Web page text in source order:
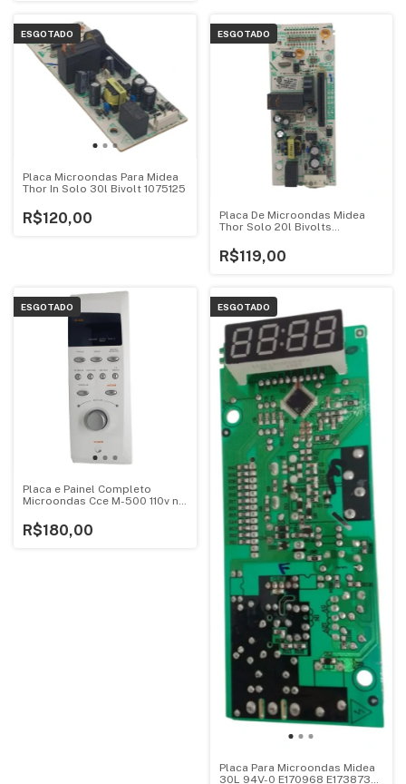
ESGOTADO
Placa Microondas Para Midea
Thor In Solo 30l Bivolt 1075125
R$120,00
ESGOTADO
Placa De Microondas Midea
Thor Solo 20l Bivolts
R$119,00
ESGOTADO
Placa e Painel Completo
Microondas Cce M-500 110v no
R$180,00
ESGOTADO
Placa Para Microondas Midea
30L 94V-0 E170968 E173873